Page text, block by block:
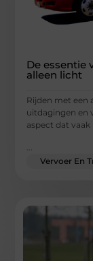
De essentie
alleen licht
Rijden met een
uitdagingen en
aspect dat vaak
Vervoer En